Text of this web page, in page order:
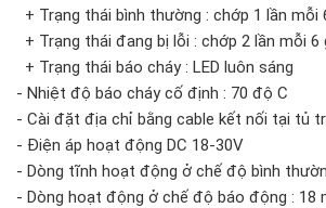
+ Trạng thái bình thường : chớp 1 lần mỗi
+ Trạng thái đang bị lỗi : chớp 2 lần mỗi 6
+ Trạng thái báo cháy : LED luôn sáng
- Nhiệt độ báo cháy cố định : 70 độ C
- Cài đặt địa chỉ bằng cable kết nối tại tủ
- Điện áp hoạt động DC 18-30V
- Dòng tĩnh hoạt động ở chế độ bình
- Dòng hoạt động ở chế độ báo động : 18